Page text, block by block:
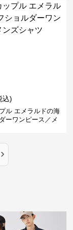
込)
ル エメラルドの海
ーワンピース／メ
›